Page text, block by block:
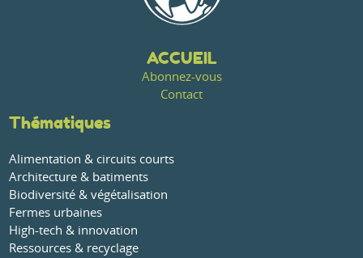
ACCUEIL
Abonnez-vous
Contact
Thématiques
Alimentation & circuits courts
Architecture & batiments
Biodiversité & végétalisation
Fermes urbaines
High-tech & innovation
Ressources & recyclage